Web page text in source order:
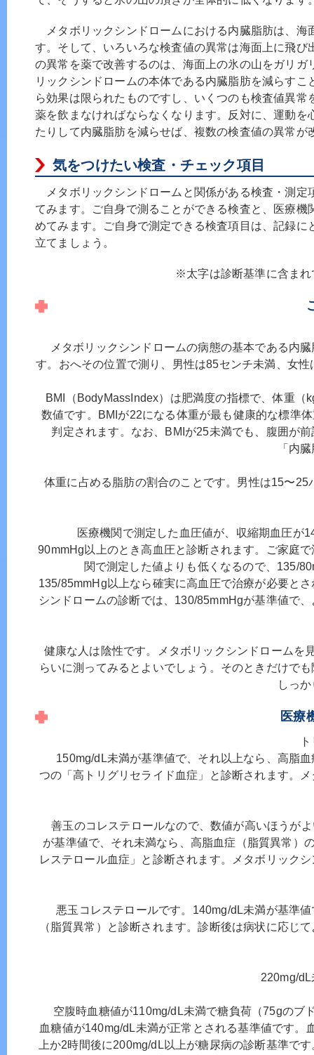
メタボリックシンドロームにおける内臓脂肪は、海
す。そして、いろいろな検査値の異常は海面上に飛び
の異常を薬で改善するのは、海面上の氷の山をガリガ
リックシンドロームの本体である内臓脂肪を減らすこ
ら効果は限られたものですし、いくつのも検査値異常
薬を飲まなければならなくなります。反対に、運動を
たりして内臓脂肪を減らせば、複数の検査値の異常が
気をつけたい検査・チェック項目
メタボリックシンドロームと関係がある検査・測定
てみます。ご自身で測ることができる検査と、医療機
めてみます。ご自身で測定できる検査項目は、記録に
立てましょう。
※太字は診断基準に含ま
メタボリックシンドロームの病態の基本である内
す。おへその位置で測り、男性は85センチ未満、女
BMI（BodyMassIndex）は肥満度の指標で、体重（
数値です。BMIが22になる体重が最も健康的な標準
判定されます。なお、BMIが25未満でも、腹囲が
「内
体重に占める脂肪の割合のことです。男性は15〜25
医療機関で測定した血圧値が、収縮期血圧が
90mmHg以上のとき高血圧と診断されます。ご家庭
関で測定した値よりも低くなるので、135/
135/85mmHg以上なら確実に高血圧で治療が必要と
シンドロームの診断では、130/85mmHgが基準値で
健康な人は陰性です。メタボリックシンドロームを
らいに測ってみるとよいでしょう。そのときだけで
しっ
医療
150mg/dL未満が基準値で、それ以上なら、高脂
つの「高トリグリセライド血症」と診断されます。
善玉のコレステロールなので、数値が高いほうが
が基準値で、それ未満なら、高脂血症（脂質異常）
レステロール血症」と診断されます。メタボリック
悪玉コレステロールです。140mg/dL未満が基準
（脂質異常）と診断されます。診断後は病状に応じ
220mg/
空腹時血糖値が110mg/dL未満で糖負荷（75gのブ
血糖値が140mg/dL未満が正常とされる基準値です。
上か2時間後に200mg/dL以上が糖尿病の診断基準で